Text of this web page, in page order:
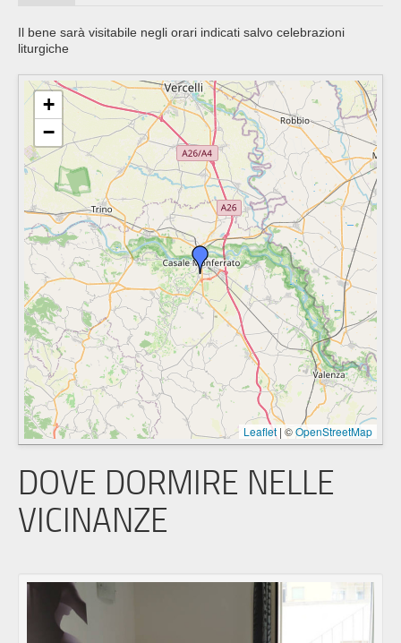
Il bene sarà visitabile negli orari indicati salvo celebrazioni
liturgiche
+
−
Leaflet | ©OpenStreetMap
DOVE DORMIRE NELLE
VICINANZE